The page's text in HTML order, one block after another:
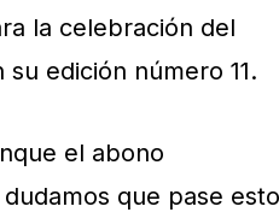
la celebración del
edición número 11.
el abono
que pase esto